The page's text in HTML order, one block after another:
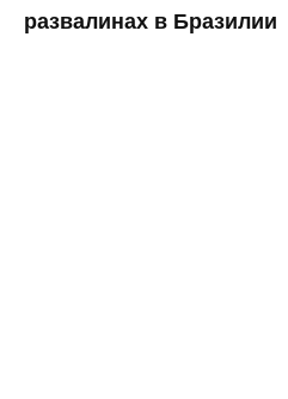
развалинах в Бразилии